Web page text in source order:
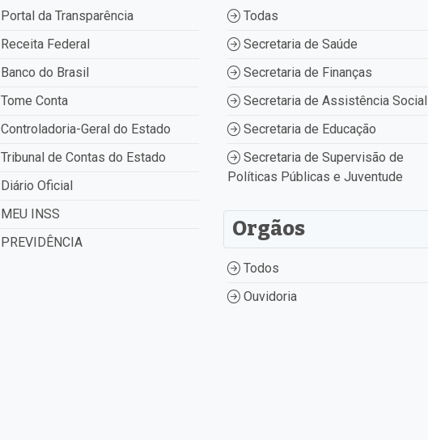
Portal da Transparência
Receita Federal
Banco do Brasil
Tome Conta
Controladoria-Geral do Estado
Tribunal de Contas do Estado
Diário Oficial
MEU INSS
PREVIDÊNCIA
Todas
Secretaria de Saúde
Secretaria de Finanças
Secretaria de Assistência Social
Secretaria de Educação
Secretaria de Supervisão de
Políticas Públicas e Juventude
Orgãos
Todos
Ouvidoria